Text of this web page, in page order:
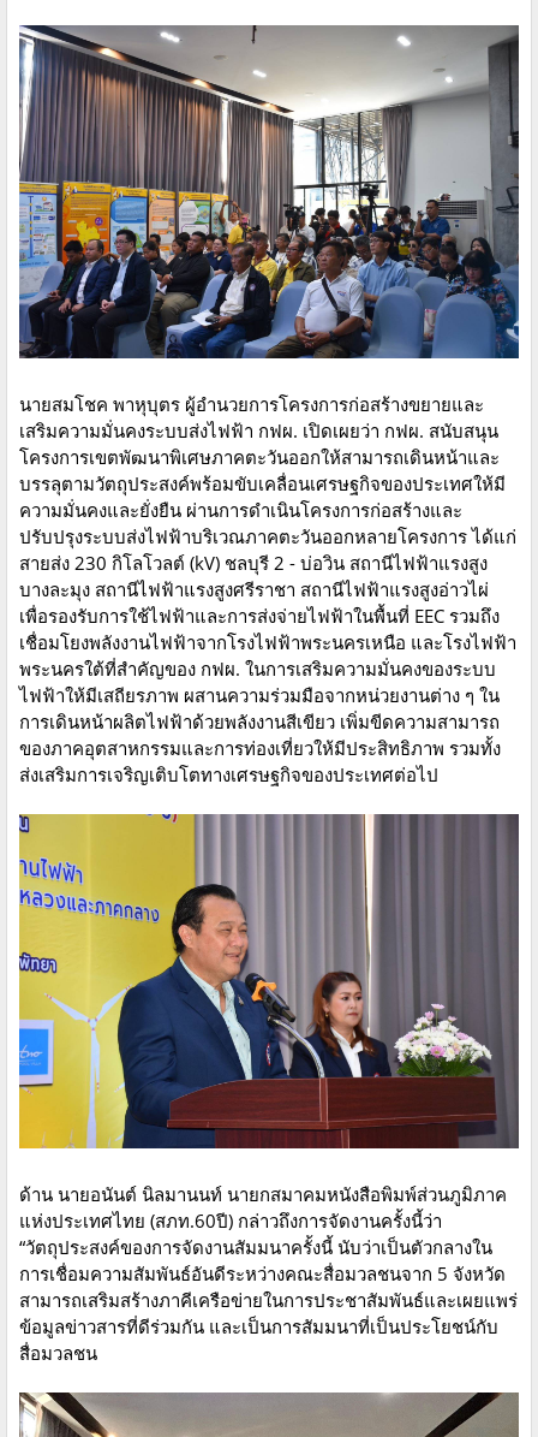
นายสมโชค พาหุบุตร ผู้อำนวยการโครงการก่อสร้างขยายและ
เสริมความมั่นคงระบบส่งไฟฟ้า กฟผ. เปิดเผยว่า กฟผ. สนับสนุน
โครงการเขตพัฒนาพิเศษภาคตะวันออกให้สามารถเดินหน้าและ
บรรลุตามวัตถุประสงค์พร้อมขับเคลื่อนเศรษฐกิจของประเทศให้มี
ความมั่นคงและยั่งยืน ผ่านการดำเนินโครงการก่อสร้างและ
ปรับปรุงระบบส่งไฟฟ้าบริเวณภาคตะวันออกหลายโครงการ ได้แก่
สายส่ง 230 กิโลโวลต์ (kV) ชลบุรี 2 - บ่อวิน สถานีไฟฟ้าแรงสูง
บางละมุง สถานีไฟฟ้าแรงสูงศรีราชา สถานีไฟฟ้าแรงสูงอ่าวไผ่
เพื่อรองรับการใช้ไฟฟ้าและการส่งจ่ายไฟฟ้าในพื้นที่ EEC รวมถึง
เชื่อมโยงพลังงานไฟฟ้าจากโรงไฟฟ้าพระนครเหนือ และโรงไฟฟ้า
พระนครใต้ที่สำคัญของ กฟผ. ในการเสริมความมั่นคงของระบบ
ไฟฟ้าให้มีเสถียรภาพ ผสานความร่วมมือจากหน่วยงานต่าง ๆ ใน
การเดินหน้าผลิตไฟฟ้าด้วยพลังงานสีเขียว เพิ่มขีดความสามารถ
ของภาคอุตสาหกรรมและการท่องเที่ยวให้มีประสิทธิภาพ รวมทั้ง
ส่งเสริมการเจริญเติบโตทางเศรษฐกิจของประเทศต่อไป
ด้าน นายอนันต์ นิลมานนท์ นายกสมาคมหนังสือพิมพ์ส่วนภูมิภาค
แห่งประเทศไทย (สภท.60ปี) กล่าวถึงการจัดงานครั้งนี้ว่า
“วัตถุประสงค์ของการจัดงานสัมมนาครั้งนี้ นับว่าเป็นตัวกลางใน
การเชื่อมความสัมพันธ์อันดีระหว่างคณะสื่อมวลชนจาก 5 จังหวัด
สามารถเสริมสร้างภาคีเครือข่ายในการประชาสัมพันธ์และเผยแพร่
ข้อมูลข่าวสารที่ดีร่วมกัน และเป็นการสัมมนาที่เป็นประโยชน์กับ
สื่อมวลชน